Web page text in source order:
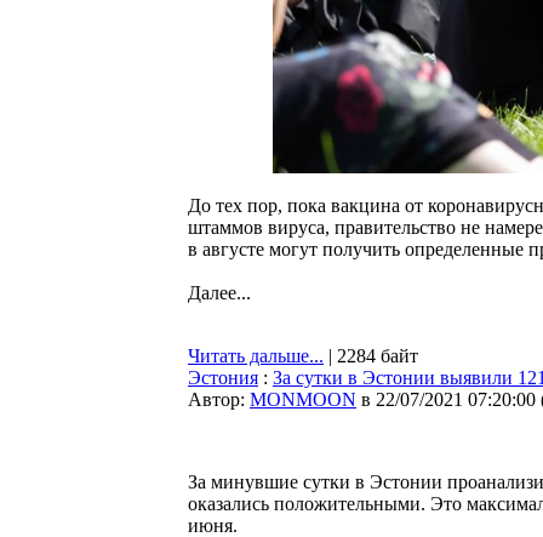
До тех пор, пока вакцина от
штаммов вируса, правительство не
в августе могут получить определенные
Далее...
Читать дальше... | 2284 байт
Эстония : За сутки в Эстонии выявили
Автор: MONMOON в 22/07/2021 07:20:00
За минувшие сутки в Эстонии
оказались положительными. Это
июня.